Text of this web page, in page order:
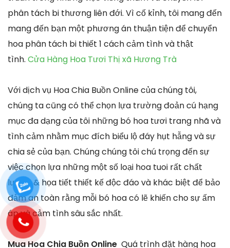
phân tách bi thương liên đới. Vì cố kỉnh, tôi mang đến
mang đến bạn một phương án thuận tiện để chuyển
hoa phân tách bi thiết 1 cách cảm tình và thật
tình. Cửa Hàng Hoa Tươi Thị xã Hương Trà
Với dịch vụ Hoa Chia Buồn Online của chúng tôi,
chúng ta cũng có thể chọn lựa trường đoản cú hạng
mục đa dạng của tôi những bó hoa tươi trang nhã và
tình cảm nhằm mục đích biểu lộ đáy hụt hẫng và sự
chia sẻ của bạn. Chúng chúng tôi chú trọng đến sự
việc chọn lựa những một số loại hoa tuoi rất chất
lượng & họa tiết thiết kế độc đáo và khác biệt để bảo
đảm an toàn rằng mỗi bó hoa có lẽ khiến cho sự ấm
áp và cảm tình sâu sắc nhất.
Mua Hoa Chia Buồn Online Quá trình đặt hàng hoa